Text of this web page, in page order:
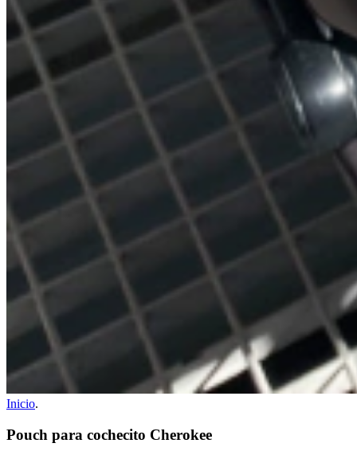
Inicio.
Pouch para cochecito Cherokee